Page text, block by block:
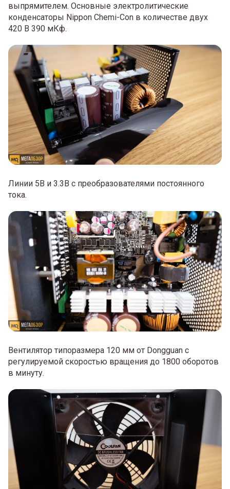
выпрямителем. Основные электролитические
конденсаторы Nippon Chemi-Con в количестве двух
420 В 390 мКф.
Линии 5В и 3.3В с преобразователями постоянного
тока.
Вентилятор типоразмера 120 мм от Dongguan с
регулируемой скоростью вращения до 1800 оборотов
в минуту.